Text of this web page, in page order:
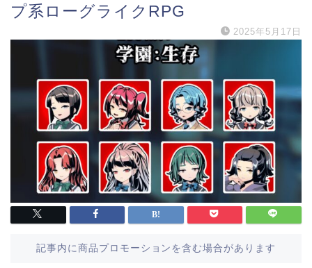
プ系ローグライクRPG
2025年5月17日
記事内に商品プロモーションを含む場合があります